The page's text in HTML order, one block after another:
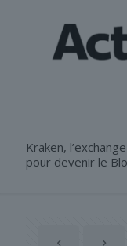
Kraken,
pour devenir le